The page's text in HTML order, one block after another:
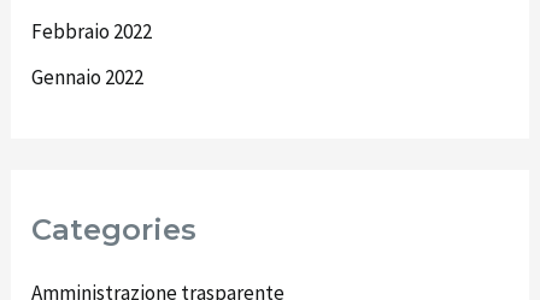
Febbraio 2022
Gennaio 2022
Categories
Amministrazione trasparente